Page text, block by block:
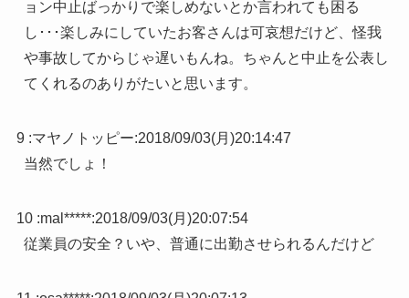
ョン中止ばっかりで楽しめないとか言われても困る
し･･･楽しみにしていたお客さんは可哀想だけど、怪我
や事故してからじゃ遅いもんね。ちゃんと中止を公表し
てくれるのありがたいと思います。
9 :マヤノトッピー:2018/09/03(月)20:14:47
当然でしょ！
10 :mal*****:2018/09/03(月)20:07:54
従業員の安全？いや、普通に出勤させられるんだけど